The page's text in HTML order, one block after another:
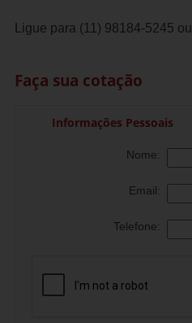
Ligue para (11) 98184-5245 ou
Faça sua cotação
Informações Pessoais
Nome:
Email:
Telefone: